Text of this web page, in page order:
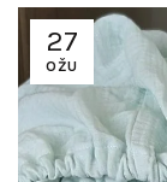
27
OŽU